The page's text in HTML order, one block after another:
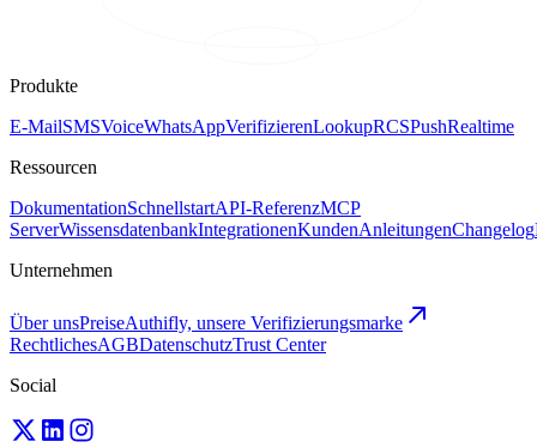
Produkte
E-MailSMSVoiceWhatsAppVerifizierenLookupRCSPushRealtime
Ressourcen
DokumentationSchnellstartAPI-ReferenzMCP
ServerWissensdatenbankIntegrationenKundenAnleitungenChangelog
Unternehmen
Über unsPreiseAuthifly, unsere Verifizierungsmarke
RechtlichesAGBDatenschutzTrust Center
Social